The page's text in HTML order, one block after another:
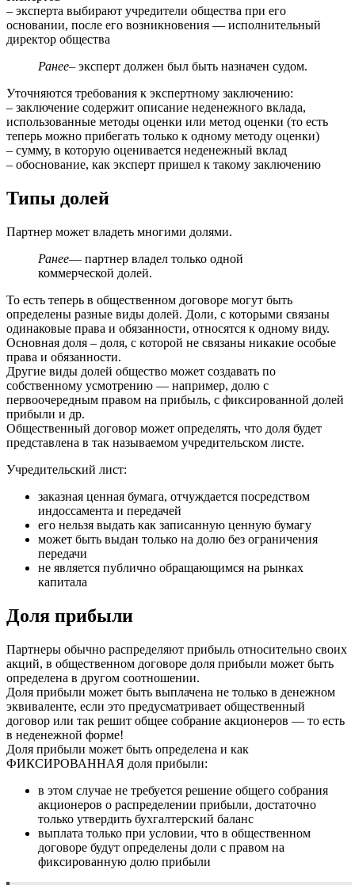
– эксперта выбирают учредители общества при его
основании, после его возникновения — исполнительный
директор общества
Ранее– эксперт должен был быть назначен судом.
Уточняются требования к экспертному заключению:
– заключение содержит описание неденежного вклада,
использованные методы оценки или метод оценки (то есть
теперь можно прибегать только к одному методу оценки)
– сумму, в которую оценивается неденежный вклад
– обоснование, как эксперт пришел к такому заключению
Типы долей
Партнер может владеть многими долями.
Ранее— партнер владел только одной
коммерческой долей.
То есть теперь в общественном договоре могут быть
определены разные виды долей. Доли, с которыми связаны
одинаковые права и обязанности, относятся к одному виду.
Основная доля – доля, с которой не связаны никакие особые
права и обязанности.
Другие виды долей общество может создавать по
собственному усмотрению — например, долю с
первоочередным правом на прибыль, с фиксированной долей
прибыли и др.
Общественный договор может определять, что доля будет
представлена в так называемом учредительском листе.
Учредительский лист:
заказная ценная бумага, отчуждается посредством
индоссамента и передачей
его нельзя выдать как записанную ценную бумагу
может быть выдан только на долю без ограничения
передачи
не является публично обращающимся на рынках
капитала
Доля прибыли
Партнеры обычно распределяют прибыль относительно своих
акций, в общественном договоре доля прибыли может быть
определена в другом соотношении.
Доля прибыли может быть выплачена не только в денежном
эквиваленте, если это предусматривает общественный
договор или так решит общее собрание акционеров — то есть
в неденежной форме!
Доля прибыли может быть определена и как
ФИКСИРОВАННАЯ доля прибыли:
в этом случае не требуется решение общего собрания
акционеров о распределении прибыли, достаточно
только утвердить бухгалтерский баланс
выплата только при условии, что в общественном
договоре будут определены доли с правом на
фиксированную долю прибыли